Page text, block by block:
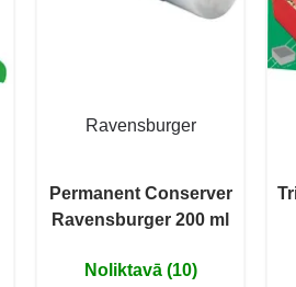
Ravensburger
Permanent Conserver
Ravensburger 200 ml
Noliktavā (10)